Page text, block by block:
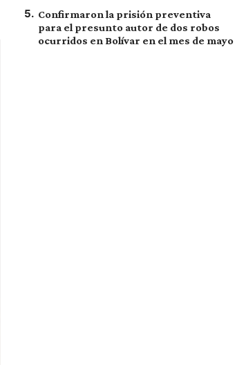
5. Confirmaron la prisión preventiva
para el presunto autor de dos robos
ocurridos en Bolívar en el mes de mayo